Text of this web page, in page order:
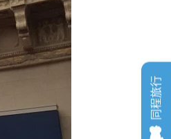
同程旅行